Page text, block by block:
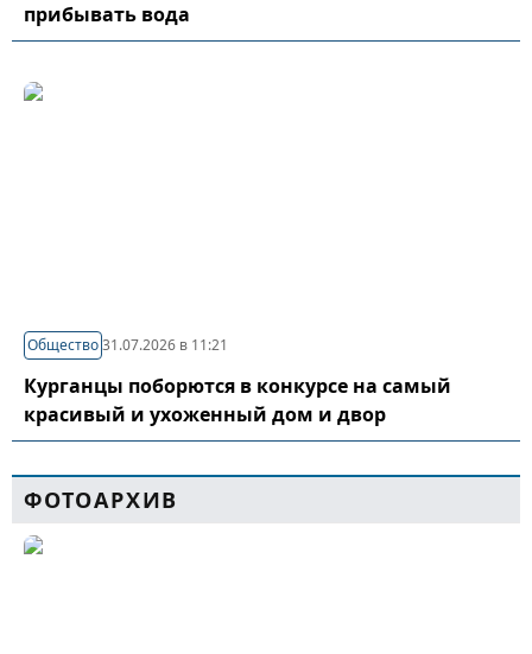
прибывать вода
Общество31.07.2026 в 11:21
Курганцы поборются в конкурсе на самый
красивый и ухоженный дом и двор
ФОТОАРХИВ